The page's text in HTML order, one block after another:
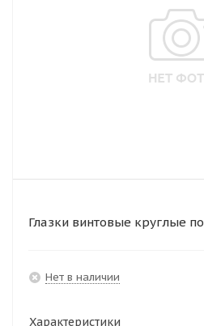
Глазки винтовые круглые
Нет в наличии
Характеристики